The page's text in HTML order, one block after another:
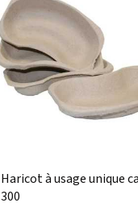
Haricot à usage unique
300